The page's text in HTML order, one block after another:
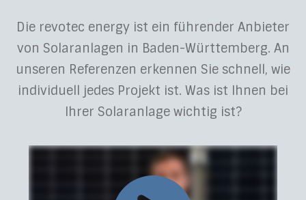
Die revotec energy ist ein führender Anbieter
von Solaranlagen in Baden-Württemberg. An
unseren Referenzen erkennen Sie schnell, wie
individuell jedes Projekt ist. Was ist Ihnen bei
Ihrer Solaranlage wichtig ist?